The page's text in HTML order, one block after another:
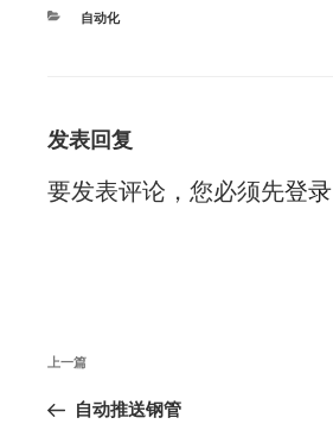
分
自动化
发表回复
要发表评论，您必须先登录
章
导
上
一
上一篇
自动推送钢管